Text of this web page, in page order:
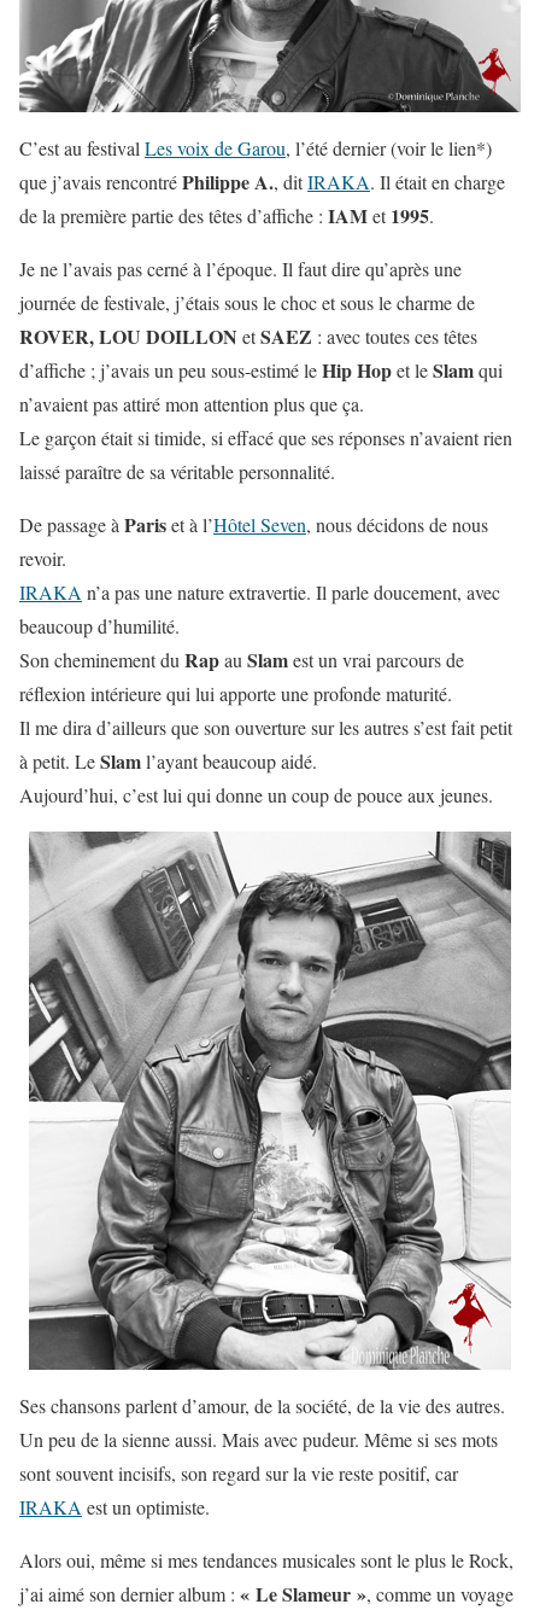
C’est au festival Les voix de Garou, l’été dernier (voir le lien*)
que j’avais rencontréPhilippe A., ditIRAKA. Il était en charge
de la première partie des têtes d’affiche : IAMet1995.
Je ne l’avais pas cerné à l’époque. Il faut dire qu’après une
journée de festivale, j’étais sous le choc et sous le charme de
ROVER, LOU DOILLON etSAEZ : avec toutes ces têtes
d’affiche ; j’avais un peu sous-estimé leHip Hopet leSlamqui
n’avaient pas attiré mon attention plus que ça.
Le garçon était si timide, si effacé que ses réponses n’avaient rien
laissé paraître de sa véritable personnalité.
De passage à Pariset à l’Hôtel Seven, nous décidons de nous
revoir.
IRAKA n’a pas une nature extravertie. Il parle doucement, avec
beaucoup d’humilité.
Son cheminement du Rapau Slamest un vrai parcours de
réflexion intérieure qui lui apporte une profonde maturité.
Il me dira d’ailleurs que son ouverture sur les autres s’est fait petit
à petit. LeSlaml’ayant beaucoup aidé.
Aujourd’hui, c’est lui qui donne un coup de pouce aux jeunes.
Ses chansons parlent d’amour, de la société, de la vie des autres.
Un peu de la sienne aussi. Mais avec pudeur. Même si ses mots
sont souvent incisifs, son regard sur la vie reste positif, car
IRAKA est un optimiste.
Alors oui, même si mes tendances musicales sont le plus le Rock,
j’ai aimé son dernier album : « Le Slameur », comme un voyage